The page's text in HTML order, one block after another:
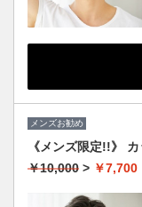
メンズお勧め
《メンズ限定!!》
￥10,000 > ￥7,700